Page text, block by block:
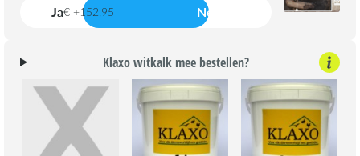
Ja€ +152,95 Nee
Klaxo witkalk mee bestellen?